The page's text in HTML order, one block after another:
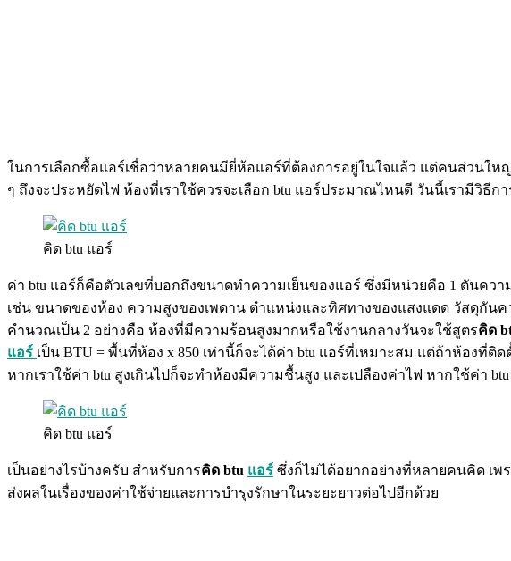
ในการเลือกซื้อแอร์เชื่อว่าหลายคนมียี่ห้อแอร์ที่ต้องการอยู่ในใจแล้ว แต่คนส่วนให
ๆ ถึงจะประหยัดไฟ ห้องที่เราใช้ควรจะเลือก btu แอร์ประมาณไหนดี วันนี้เรามีวิธีกา
คิด btu แอร์
ค่า btu แอร์ก็คือตัวเลขที่บอกถึงขนาดทำความเย็นของแอร์ ซึ่งมีหน่วยคือ 1 ตันความ
เช่น ขนาดของห้อง ความสูงของเพดาน ตำแหน่งและทิศทางของแสงแดด วัสดุกัน
คำนวณเป็น 2 อย่างคือ ห้องที่มีความร้อนสูงมากหรือใช้งานกลางวันจะใช้สูตรคิด
แอร์ เป็น BTU = พื้นที่ห้อง x 850 เท่านี้ก็จะได้ค่า btu แอร์ที่เหมาะสม แต่ถ้าห้องที่
หากเราใช้ค่า btu สูงเกินไปก็จะทำห้องมีความชื้นสูง และเปลืองค่าไฟ หากใช้ค่า
คิด btu แอร์
เป็นอย่างไรบ้างครับ สำหรับการคิด btu แอร์ ซึ่งก็ไม่ได้อยากอย่างที่หลายคนคิด เพ
ส่งผลในเรื่องของค่าใช้จ่ายและการบำรุงรักษาในระยะยาวต่อไปอีกด้วย